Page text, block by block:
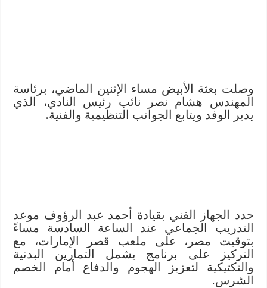
وصلت بعثة الأبيض مساء الإثنين الماضي، برئاسة
المهندس هشام نصر نائب رئيس النادي، الذي
يدير الوفد ويتابع الجوانب التنظيمية والفنية.
حدد الجهاز الفني بقيادة أحمد عبد الرؤوف موعد
التدريب الجماعي عند الساعة السادسة مساءً
بتوقيت مصر، على ملعب قصر الإمارات، مع
التركيز على برنامج يشمل التمارين البدنية
والتكتيكية لتعزيز الهجوم والدفاع أمام الخصم
الشرس.